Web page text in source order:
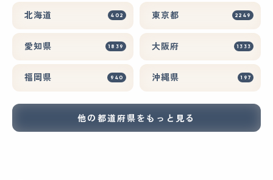
北海道 402 東京都 2249
愛知県 1839 大阪府 1333
福岡県 940 沖縄県 197
他の都道府県をもっと見る